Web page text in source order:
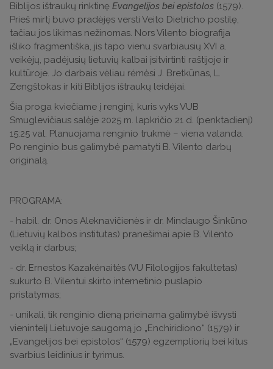
Biblijos ištraukų rinktinę Evangelijos bei epistolos (1579).
Prieš mirtį buvo pradėjęs versti Veito Dietricho postilę,
tačiau jos likimas nežinomas. Nors Vilento biografija
išliko fragmentiška, jis tapo vienu svarbiausių XVI a.
veikėjų, padėjusių lietuvių kalbai įsitvirtinti raštijoje ir
kultūroje. Jo darbais vėliau rėmėsi J. Bretkūnas, L.
Zengštokas ir kiti Biblijos ištraukų leidėjai.
Šia proga kviečiame į renginį, kuris vyks VUB
Smuglevičiaus salėje 2025 m. lapkričio 21 d. (penktadienį)
15:25 val. Planuojama renginio trukmė – viena valanda.
Po renginio bus galimybė pamatyti B. Vilento darbų
originalą.
PROGRAMA:
- habil. dr. Onos Aleknavičienės ir dr. Mindaugo Šinkūno
(Lietuvių kalbos institutas) pranešimai apie B. Vilento
veiklą ir darbus;
- dr. Ernestos Kazakėnaitės (VU Filologijos fakultetas)
sukurto B. Vilentui skirto internetinio puslapio
pristatymas;
- unikali, tik renginio dieną prieinama galimybė išvysti
vienintelį Lietuvoje saugomą jo „Enchiridiono“ (1579) ir
„Evangelijos bei epistolos“ (1579) egzempliorių bei kitus
svarbius leidinius ir tyrimus.